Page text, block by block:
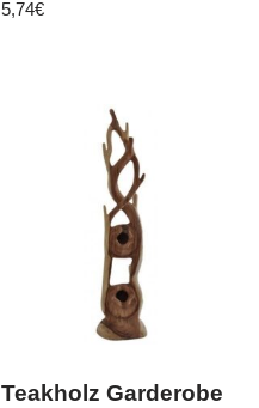
5,74€
Teakholz Garderobe